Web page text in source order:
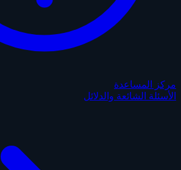
مركز المساعدة
الأسئلة الشائعة والدلائل